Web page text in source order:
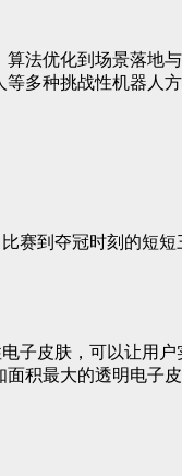
法优化到场景落地
多种挑战性机器人
赛到夺冠时刻的短
子皮肤，可以让用
积最大的透明电子皮